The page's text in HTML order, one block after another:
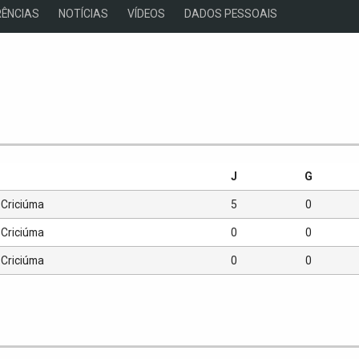
NOTÍCIAS VÍDEOS DADOS PESSOAIS
J G
5 0
0 0
0 0